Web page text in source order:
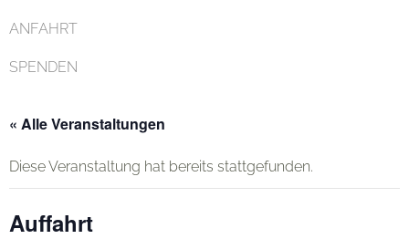
ANFAHRT
SPENDEN
« Alle Veranstaltungen
Diese Veranstaltung hat bereits stattgefunden.
Auffahrt